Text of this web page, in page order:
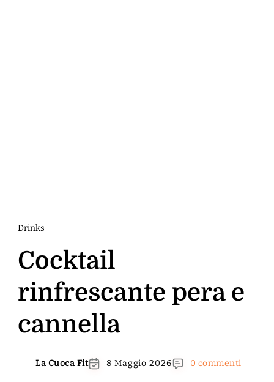
Drinks
Cocktail
rinfrescante pera e
cannella
La Cuoca Fit 8 Maggio 2026 0 commenti